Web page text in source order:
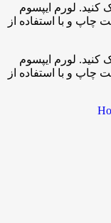
کنید. لورم ایپسوم
چاپ و با استفاده از
کنید. لورم ایپسوم
چاپ و با استفاده از